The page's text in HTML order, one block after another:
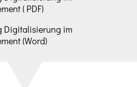
( PDF)
Digitalisierung im
(Word)